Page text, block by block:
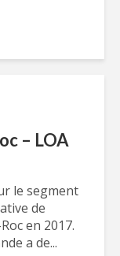
– LOA
le segment
de
en 2017.
a de...